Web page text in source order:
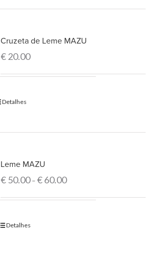
Cruzeta de Leme MAZU
€20.00
Detalhes
Leme MAZU
€50.00–€60.00
Detalhes